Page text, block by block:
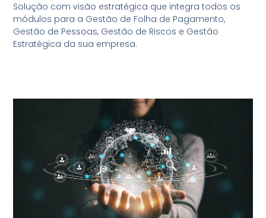
Solução com visão estratégica que integra todos os
módulos para a Gestão de Folha de Pagamento,
Gestão de Pessoas, Gestão de Riscos e Gestão
Estratégica da sua empresa.